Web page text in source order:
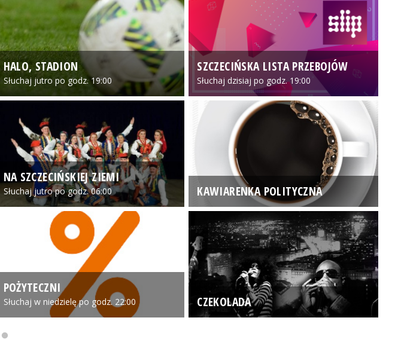
HALO, STADION
Słuchaj jutro po godz. 19:00
SZCZECIŃSKA LISTA PRZEBOJÓW
Słuchaj dzisiaj po godz. 19:00
NA SZCZECIŃSKIEJ ZIEMI
Słuchaj jutro po godz. 06:00 KAWIARENKA POLITYCZNA
POŻYTECZNI
Słuchaj w niedzielę po godz. 22:00 CZEKOLADA